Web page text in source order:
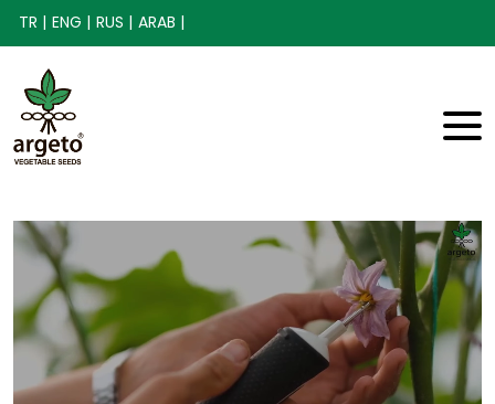
TR | ENG | RUS | ARAB |